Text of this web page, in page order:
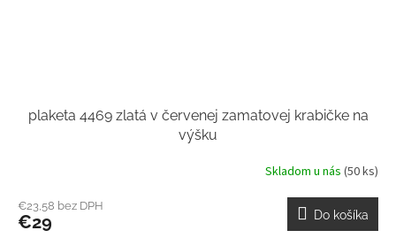
plaketa 4469 zlatá v červenej zamatovej krabičke na
výšku
Skladom u nás (50 ks)
€23,58 bez DPH
€29 Do košíka